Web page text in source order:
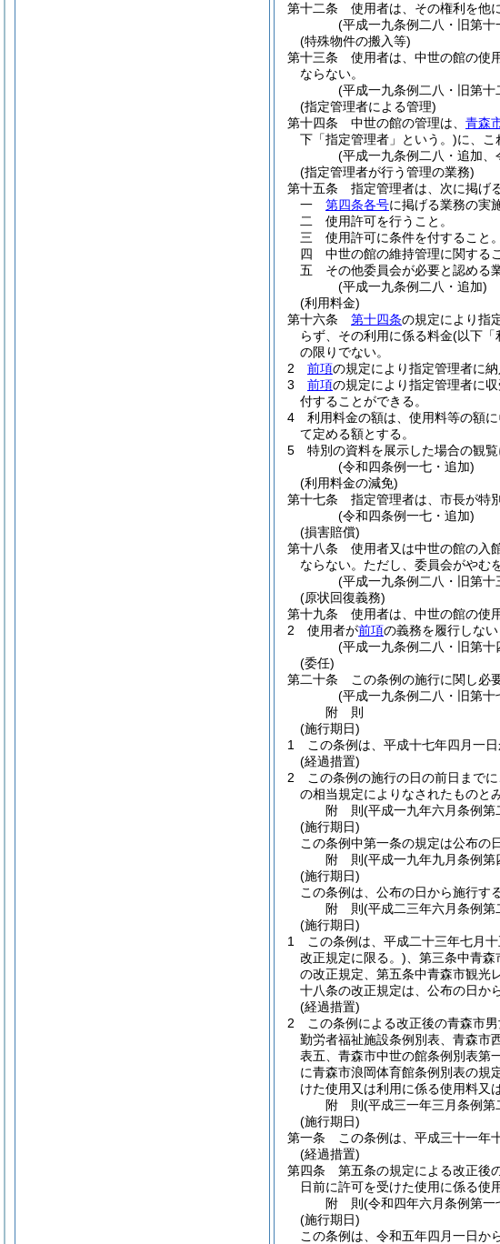
第十二条
使用者は、その権利を他
(平成一九条例二八・旧第十
(特殊物件の搬入等)
第十三条
使用者は、中世の館の使
ならない。
(平成一九条例二八・旧第十
(指定管理者による管理)
第十四条
中世の館の管理は、 青森
下「指定管理者」という。)に、こ
(平成一九条例二八・追加
(指定管理者が行う管理の業務)
第十五条
指定管理者は、次に掲げ
一
第四条各号に掲げる業務の実
二
使用許可を行うこと。
三
使用許可に条件を付すること。
四
中世の館の維持管理に関するこ
五
その他委員会が必要と認める
(平成一九条例二八・追加)
(利用料金)
第十六条
第十四条の規定により指
らず、その利用に係る料金(以下「
の限りでない。
2
前項の規定により指定管理者に
3
前項の規定により指定管理者に
付することができる。
4
利用料金の額は、使用料等の額
て定める額とする。
5
特別の資料を展示した場合の観覧
(令和四条例一七・追加)
(利用料金の減免)
第十七条
指定管理者は、市長が特
(令和四条例一七・追加)
(損害賠償)
第十八条
使用者又は中世の館の入
ならない。 ただし、委員会がやむ
(平成一九条例二八・旧第
(原状回復義務)
第十九条
使用者は、中世の館の使
2
使用者が前項の義務を履行しな
(平成一九条例二八・旧第
(委任)
第二十条
この条例の施行に関し必
(平成一九条例二八・旧第
附 則
(施行期日)
1
この条例は、平成十七年四月一日
(経過措置)
2
この条例の施行の日の前日まで
の相当規定によりなされたものと
附 則(平成一九年六月条例第
(施行期日)
この条例中第一条の規定は公布の
附 則(平成一九年九月条例第
(施行期日)
この条例は、公布の日から施行する
附 則(平成二三年六月条例第
(施行期日)
1
この条例は、平成二十三年七月十
改正規定に限る。) 、第三条中青
の改正規定、第五条中青森市観光
十八条の改正規定は、公布の日か
(経過措置)
2
この条例による改正後の青森市
勤労者福祉施設条例別表、青森市
表五、青森市中世の館条例別表第
に青森市浪岡体育館条例別表の規
けた使用又は利用に係る使用料又
附 則(平成三一年三月条例第
(施行期日)
第一条
この条例は、平成三十一年
(経過措置)
第四条
第五条の規定による改正後
日前に許可を受けた使用に係る使
附 則(令和四年六月条例第一
(施行期日)
この条例は、令和五年四月一日か